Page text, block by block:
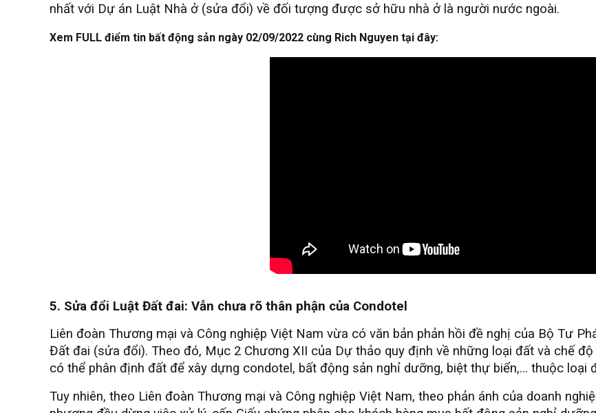
nhất với Dự án Luật Nhà ở (sửa đổi) về đối tượng được sở hữu nhà ở là người nước ngoài.
Xem FULL điểm tin bất động sản ngày 02/09/2022 cùng Rich Nguyen tại đây:
5. Sửa đổi Luật Đất đai: Vẫn chưa rõ thân phận của Condotel
Liên đoàn Thương mại và Công nghiệp Việt Nam vừa có văn bản phản hồi đề nghị của Bộ Tư
Đất đai (sửa đổi). Theo đó, Mục 2 Chương XII của Dự thảo quy định về những loại đất và chế
có thể phân định đất để xây dựng condotel, bất động sản nghỉ dưỡng, biệt thự biển,… thuộc loại
Tuy nhiên, theo Liên đoàn Thương mại và Công nghiệp Việt Nam, theo phản ánh của doanh